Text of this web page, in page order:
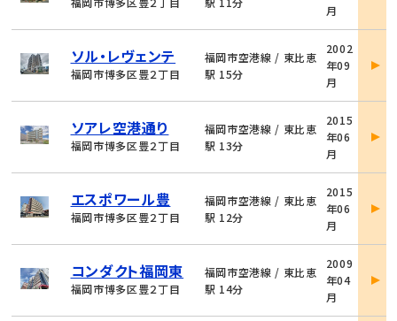
月
ソル・レヴェンテ
福岡市博多区豊２丁目
福岡市空港線 / 東比恵
駅 15分
2002
年09
月
詳
ソアレ空港通り
福岡市博多区豊２丁目
福岡市空港線 / 東比恵
駅 13分
2015
年06
月
詳
エスポワール豊
福岡市博多区豊２丁目
福岡市空港線 / 東比恵
駅 12分
2015
年06
月
詳
コンダクト福岡東
福岡市博多区豊２丁目
福岡市空港線 / 東比恵
駅 14分
2009
年04
月
詳